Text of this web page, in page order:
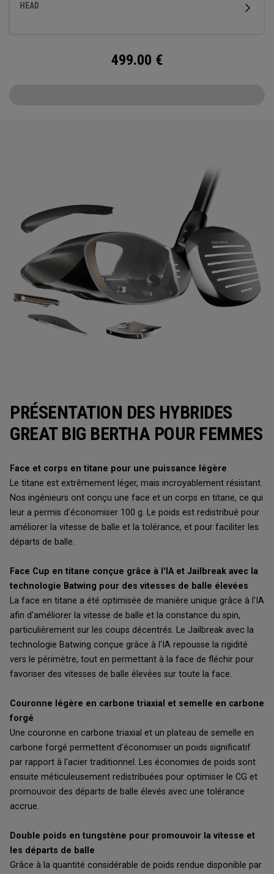
HEAD
499.00 €
PRÉSENTATION DES HYBRIDES
GREAT BIG BERTHA POUR FEMMES
Face et corps en titane pour une puissance légère
Le titane est extrêmement léger, mais incroyablement résistant.
Nos ingénieurs ont conçu une face et un corps en titane, ce qui
leur a permis d'économiser 100 g. Le poids est redistribué pour
améliorer la vitesse de balle et la tolérance, et pour faciliter les
départs de balle.
Face Cup en titane conçue grâce à l'IA et Jailbreak avec la
technologie Batwing pour des vitesses de balle élevées
La face en titane a été optimisée de manière unique grâce à l'IA
afin d'améliorer la vitesse de balle et la constance du spin,
particulièrement sur les coups décentrés. Le Jailbreak avec la
technologie Batwing conçue grâce à l'IA repousse la rigidité
vers le périmètre, tout en permettant à la face de fléchir pour
favoriser des vitesses de balle élevées sur toute la face.
Couronne légère en carbone triaxial et semelle en carbone
forgé
Une couronne en carbone triaxial et un plateau de semelle en
carbone forgé permettent d'économiser un poids significatif
par rapport à l'acier traditionnel. Les économies de poids sont
ensuite méticuleusement redistribuées pour optimiser le CG et
promouvoir des départs de balle élevés avec une tolérance
accrue.
Double poids en tungstène pour promouvoir la vitesse et
les départs de balle
Grâce à la quantité considérable de poids rendue disponible par